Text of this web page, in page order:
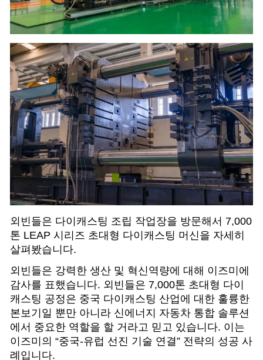
외빈들은 다이캐스팅 조립 작업장을 방문해서 7,000
톤 LEAP 시리즈 초대형 다이캐스팅 머신을 자세히
살펴봤습니다.
외빈들은 강력한 생산 및 혁신역량에 대해 이즈미에
감사를 표했습니다. 외빈들은 7,000톤 초대형 다이
캐스팅 공정은 중국 다이캐스팅 산업에 대한 훌륭한
본보기일 뿐만 아니라 신에너지 자동차 통합 솔루션
에서 중요한 역할을 할 거라고 믿고 있습니다. 이는
이즈미의 “중국-유럽 선진 기술 연결” 전략의 성공 사
례입니다.